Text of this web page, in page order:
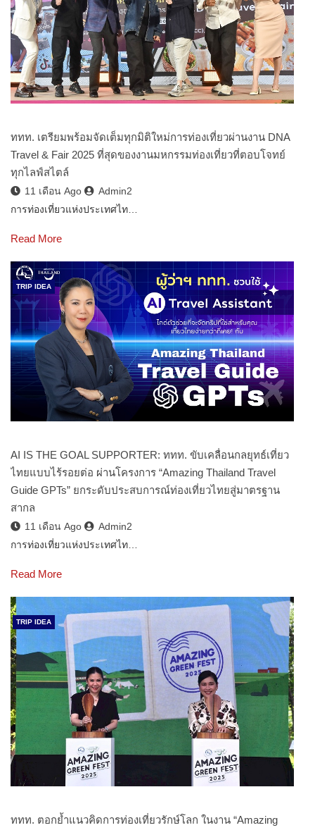
ททท. เตรียมพร้อมจัดเต็มทุกมิติใหม่การท่องเที่ยวผ่านงาน DNA
Travel & Fair 2025 ที่สุดของงานมหกรรมท่องเที่ยวที่ตอบโจทย์
ทุกไลฟ์สไตล์
11 เดือน Ago
Admin2
การท่องเที่ยวแห่งประเทศไท…
Read More
TRIP IDEA
AI IS THE GOAL SUPPORTER: ททท. ขับเคลื่อนกลยุทธ์เที่ยว
ไทยแบบไร้รอยต่อ ผ่านโครงการ “Amazing Thailand Travel
Guide GPTs” ยกระดับประสบการณ์ท่องเที่ยวไทยสู่มาตรฐาน
สากล
11 เดือน Ago
Admin2
การท่องเที่ยวแห่งประเทศไท…
Read More
TRIP IDEA
ททท. ตอกย้ำแนวคิดการท่องเที่ยวรักษ์โลก ในงาน “Amazing